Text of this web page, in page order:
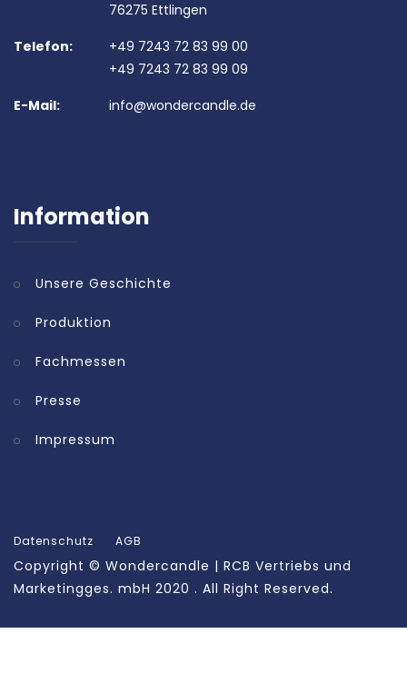
76275 Ettlingen
Telefon:
+49 7243 72 83 99 00
+49 7243 72 83 99 09
E-Mail:
info@wondercandle.de
Information
Unsere Geschichte
Produktion
Fachmessen
Presse
Impressum
Datenschutz AGB
Copyright © Wondercandle | RCB Vertriebs und
Marketingges. mbH 2020 . All Right Reserved.